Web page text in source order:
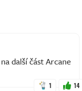
další část Arcane
1 14